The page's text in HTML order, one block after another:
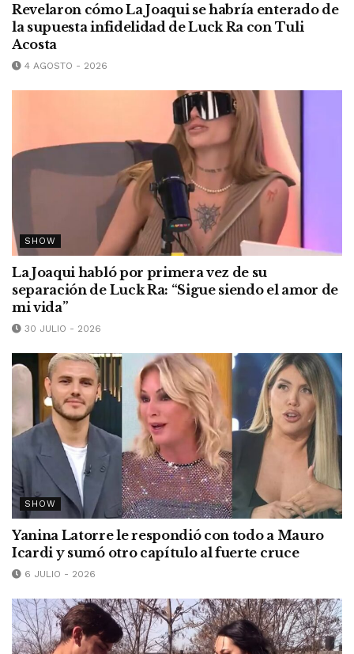
Revelaron cómo La Joaqui se habría enterado de
la supuesta infidelidad de Luck Ra con Tuli
Acosta
4 AGOSTO - 2026
SHOW
La Joaqui habló por primera vez de su
separación de Luck Ra: “Sigue siendo el amor de
mi vida”
30 JULIO - 2026
SHOW
Yanina Latorre le respondió con todo a Mauro
Icardi y sumó otro capítulo al fuerte cruce
6 JULIO - 2026